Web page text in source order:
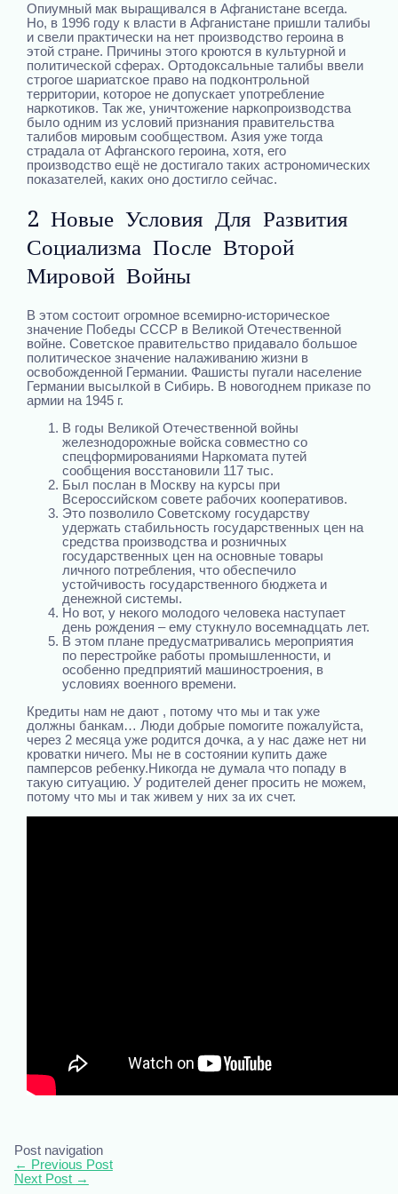
Опиумный мак выращивался в Афганистане всегда.
Но, в 1996 году к власти в Афганистане пришли талибы
и свели практически на нет производство героина в
этой стране. Причины этого кроются в культурной и
политической сферах. Ортодоксальные талибы ввели
строгое шариатское право на подконтрольной
территории, которое не допускает употребление
наркотиков. Так же, уничтожение наркопроизводства
было одним из условий признания правительства
талибов мировым сообществом. Азия уже тогда
страдала от Афганского героина, хотя, его
производство ещё не достигало таких астрономических
показателей, каких оно достигло сейчас.
2 Новые Условия Для Развития
Социализма После Второй
Мировой Войны
В этом состоит огромное всемирно-историческое
значение Победы СССР в Великой Отечественной
войне. Советское правительство придавало большое
политическое значение налаживанию жизни в
освобожденной Германии. Фашисты пугали население
Германии высылкой в Сибирь. В новогоднем приказе по
армии на 1945 г.
В годы Великой Отечественной войны
железнодорожные войска совместно со
спецформированиями Наркомата путей
сообщения восстановили 117 тыс.
Был послан в Москву на курсы при
Всероссийском совете рабочих кооперативов.
Это позволило Советскому государству
удержать стабильность государственных цен на
средства производства и розничных
государственных цен на основные товары
личного потребления, что обеспечило
устойчивость государственного бюджета и
денежной системы.
Но вот, у некого молодого человека наступает
день рождения – ему стукнуло восемнадцать лет.
В этом плане предусматривались мероприятия
по перестройке работы промышленности, и
особенно предприятий машиностроения, в
условиях военного времени.
Кредиты нам не дают , потому что мы и так уже
должны банкам… Люди добрые помогите пожалуйста,
через 2 месяца уже родится дочка, а у нас даже нет ни
кроватки ничего. Мы не в состоянии купить даже
памперсов ребенку.Никогда не думала что попаду в
такую ситуацию. У родителей денег просить не можем,
потому что мы и так живем у них за их счет.
Post navigation
← Previous Post
Next Post →